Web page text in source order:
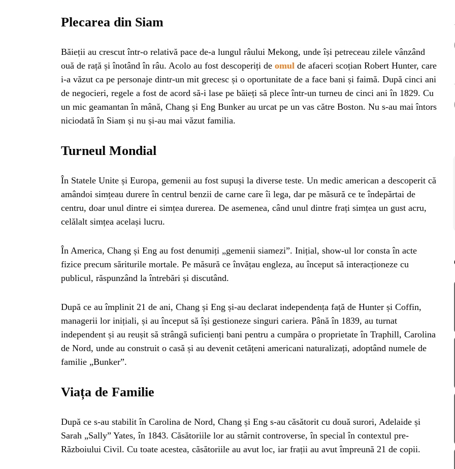
Plecarea din Siam
Băieții au crescut într-o relativă pace de-a lungul râului Mekong, unde își petreceau zilele vânzând
ouă de rață și înotând în râu. Acolo au fost descoperiți de omul de afaceri scoțian Robert Hunter, care
i-a văzut ca pe personaje dintr-un mit grecesc și o oportunitate de a face bani și faimă. După cinci ani
de negocieri, regele a fost de acord să-i lase pe băieți să plece într-un turneu de cinci ani în 1829. Cu
un mic geamantan în mână, Chang și Eng Bunker au urcat pe un vas către Boston. Nu s-au mai întors
niciodată în Siam și nu și-au mai văzut familia.
Turneul Mondial
În Statele Unite și Europa, gemenii au fost supuși la diverse teste. Un medic american a descoperit că
amândoi simțeau durere în centrul benzii de carne care îi lega, dar pe măsură ce te îndepărtai de
centru, doar unul dintre ei simțea durerea. De asemenea, când unul dintre frați simțea un gust acru,
celălalt simțea același lucru.
În America, Chang și Eng au fost denumiți „gemenii siamezi”. Inițial, show-ul lor consta în acte
fizice precum săriturile mortale. Pe măsură ce învățau engleza, au început să interacționeze cu
publicul, răspunzând la întrebări și discutând.
După ce au împlinit 21 de ani, Chang și Eng și-au declarat independența față de Hunter și Coffin,
managerii lor inițiali, și au început să își gestioneze singuri cariera. Până în 1839, au turnat
independent și au reușit să strângă suficienți bani pentru a cumpăra o proprietate în Traphill, Carolina
de Nord, unde au construit o casă și au devenit cetățeni americani naturalizați, adoptând numele de
familie „Bunker”.
Viața de Familie
După ce s-au stabilit în Carolina de Nord, Chang și Eng s-au căsătorit cu două surori, Adelaide și
Sarah „Sally” Yates, în 1843. Căsătoriile lor au stârnit controverse, în special în contextul pre-
Războiului Civil. Cu toate acestea, căsătoriile au avut loc, iar frații au avut împreună 21 de copii.
TRAVEL
SANATATE SI
INGRIJIRE
ISTORIE
NATURĂ
STIRI
ȘTIINȚA
ANIMALE
OAMENI
INSTALEAZA
APLICATIA